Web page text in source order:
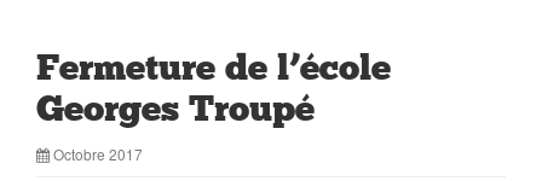
Fermeture de l’école
Georges Troupé
Octobre 2017